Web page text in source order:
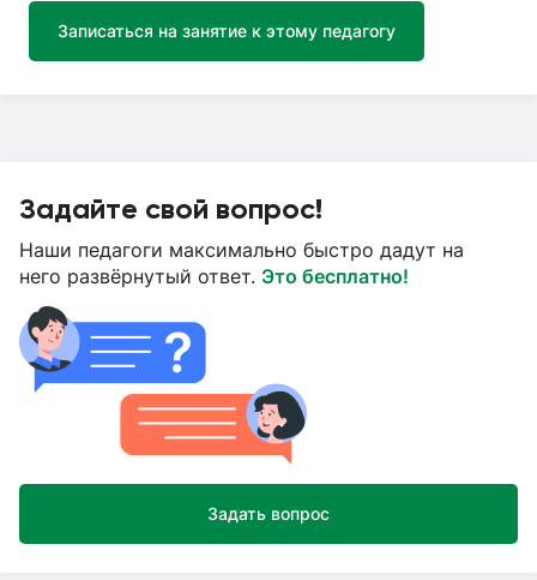
Записаться на занятие к этому педагогу
Задайте свой вопрос!
Наши педагоги максимально быстро дадут на
него развёрнутый ответ. Это бесплатно!
Задать вопрос